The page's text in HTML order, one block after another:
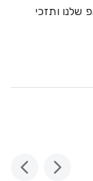
שלנו ותזכי